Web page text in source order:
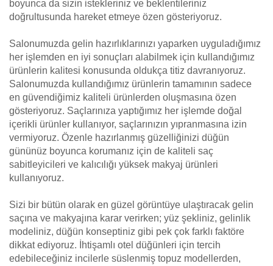
boyunca da sizin istekleriniz ve beklentileriniz
doğrultusunda hareket etmeye özen gösteriyoruz.
Salonumuzda gelin hazırlıklarınızı yaparken uyguladığımız
her işlemden en iyi sonuçları alabilmek için kullandığımız
ürünlerin kalitesi konusunda oldukça titiz davranıyoruz.
Salonumuzda kullandığımız ürünlerin tamamının sadece
en güvendiğimiz kaliteli ürünlerden oluşmasına özen
gösteriyoruz. Saçlarınıza yaptığımız her işlemde doğal
içerikli ürünler kullanıyor, saçlarınızın yıpranmasına izin
vermiyoruz. Özenle hazırlanmış güzelliğinizi düğün
gününüz boyunca korumanız için de kaliteli saç
sabitleyicileri ve kalıcılığı yüksek makyaj ürünleri
kullanıyoruz.
Sizi bir bütün olarak en güzel görüntüye ulaştıracak gelin
saçına ve makyajına karar verirken; yüz şekliniz, gelinlik
modeliniz, düğün konseptiniz gibi pek çok farklı faktöre
dikkat ediyoruz. İhtişamlı otel düğünleri için tercih
edebileceğiniz incilerle süslenmiş topuz modellerden,